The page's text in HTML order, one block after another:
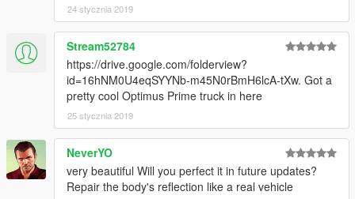
24 stycznia 2019
Stream52784
https://drive.google.com/folderview?
id=16hNM0U4eqSYYNb-m45N0rBmH6lcA-tXw. Got a
pretty cool Optimus Prime truck in here
25 stycznia 2019
NeverYO
very beautiful Will you perfect it in future updates?
Repair the body's reflection like a real vehicle